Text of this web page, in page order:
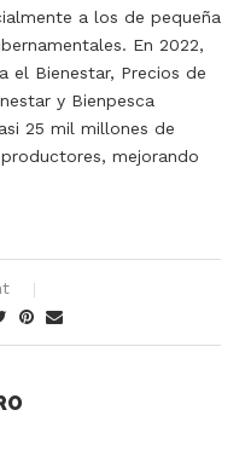
a los de pequeña
En 2022,
el Bienestar, Precios de
y Bienpesca
25 mil millones de
mejorando